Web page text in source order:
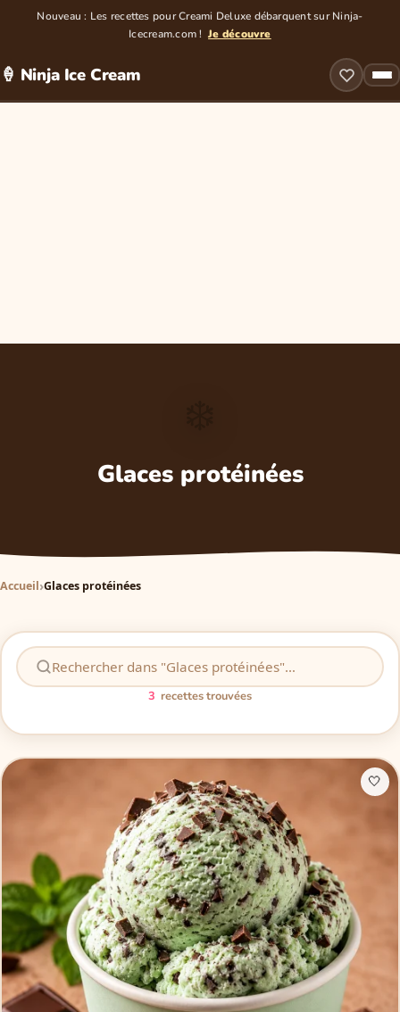
Nouveau : Les recettes pour Creami Deluxe débarquent sur Ninja-
Icecream.com !Je découvre
🍦 Ninja Ice Cream
Glaces protéinées
Accueil Glaces protéinées
3 recettes trouvées
🤍